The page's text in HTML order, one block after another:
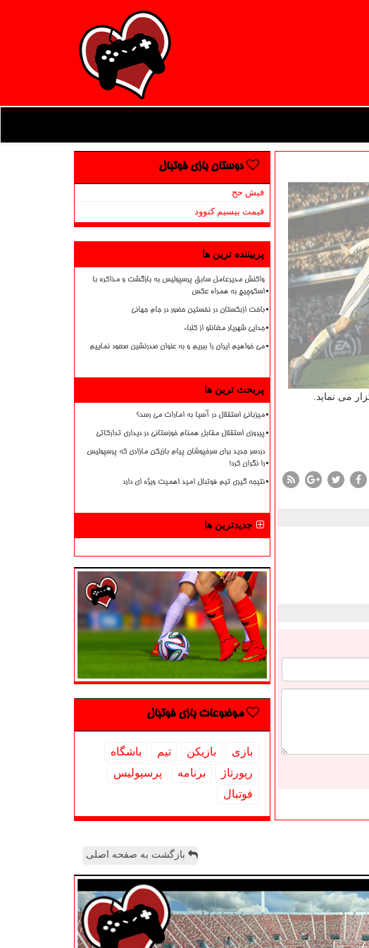
دوستان بازی فوتبال
فیش حج
قیمت بیسیم کنوود
پربیننده ترین ها
واکنش مدیرعامل سابق پرسپولیس به بازگشت و مذاکره با
اسکوچیچ به همراه عکس
باخت ازبکستان در نخستین حضور در جام جهانی
جدایی شهریار مغانلو از کلباء
می خواهیم ایران را ببریم و به عنوان صدرنشین صعود نماییم
پربحث ترین ها
میزبانی استقلال در آسیا به امارات می رسد؟
پیروزی استقلال مقابل همنام خوزستانی در دیداری تدارکاتی
دردسر جدید برای سرخپوشان پیام بازیکن مازادی که پرسپولیس
را نگران کرد!
نتیجه گیری تیم فوتبال امید اهمیت ویژه ای دارد
جدیدترین ها
موضوعات بازی فوتبال
بازی بازیكن تیم
باشگاه
رپورتاژ
برنامه
پرسپولیس
فوتبال
بازگشت به صفحه اصلی